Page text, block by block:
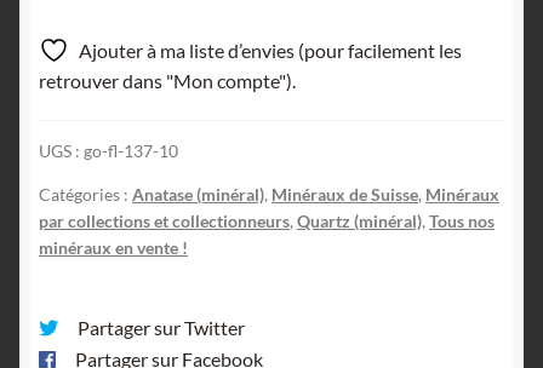
sur
Quartz,
Val
Grisons,
Suisse.
Ajouter à ma liste d’envies (pour facilement les
retrouver dans "Mon compte").
UGS : go-fl-137-10
Catégories : Anatase (minéral), Minéraux de Suisse, Minéraux
par collections et collectionneurs, Quartz (minéral), Tous nos
minéraux en vente !
Partager sur Twitter
Partager sur Facebook